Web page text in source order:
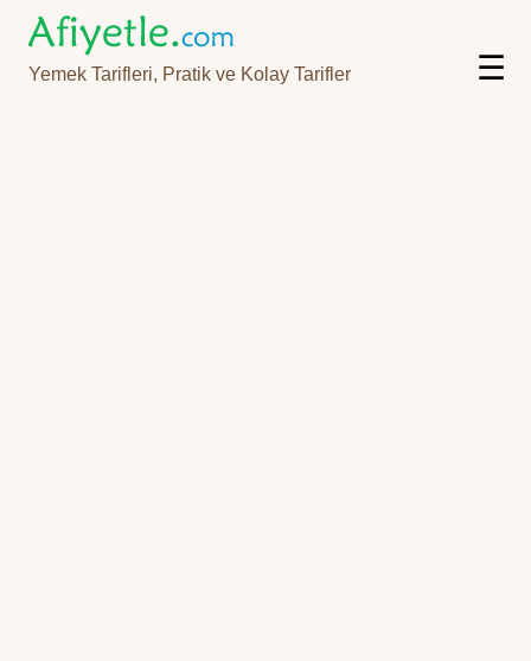
Yemek Tarifleri, Pratik ve Kolay Tarifler ☰